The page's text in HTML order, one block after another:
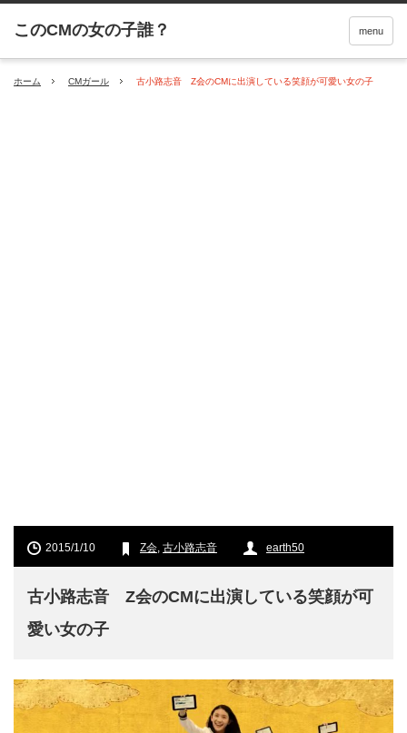
menu
ホーム CMガール 古小路志音 Z会のCMに出演している笑顔が可愛い女の子
2015/1/10 Z会, 古小路志音 earth50
古小路志音 Z会のCMに出演している笑顔が可
愛い女の子